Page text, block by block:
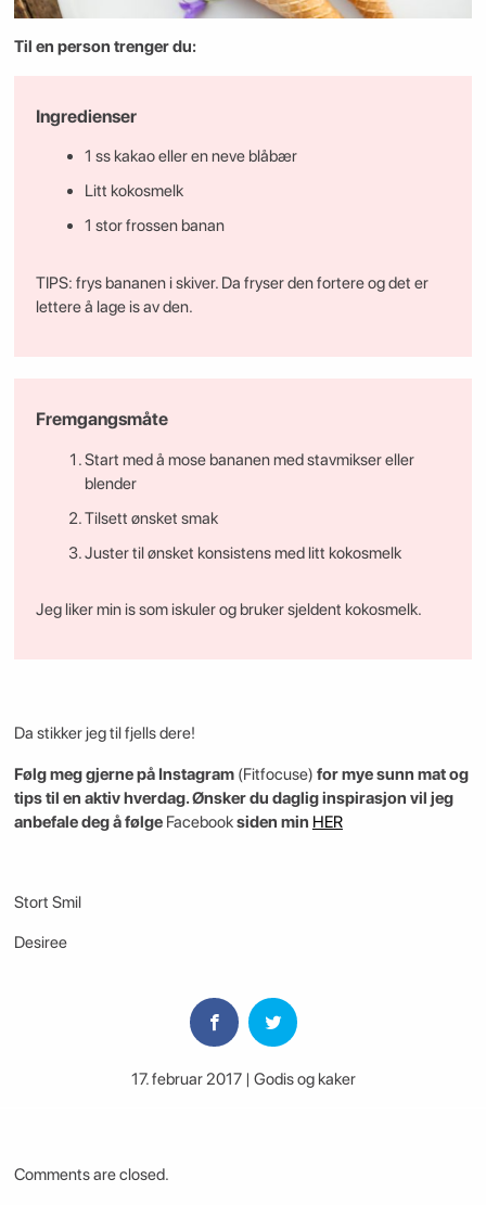
Til en person trenger du:
Ingredienser
1 ss kakao eller en neve blåbær
Litt kokosmelk
1 stor frossen banan
TIPS: frys bananen i skiver. Da fryser den fortere og det er
lettere å lage is av den.
Fremgangsmåte
Start med å mose bananen med stavmikser eller
blender
Tilsett ønsket smak
Juster til ønsket konsistens med litt kokosmelk
Jeg liker min is som iskuler og bruker sjeldent kokosmelk.
Da stikker jeg til fjells dere!
Følg meg gjerne på Instagram (Fitfocuse) for mye sunn mat og
tips til en aktiv hverdag. Ønsker du daglig inspirasjon vil jeg
anbefale deg å følge Facebooksiden min HER
Stort Smil
Desiree
17. februar 2017 | Godis og kaker
Comments are closed.